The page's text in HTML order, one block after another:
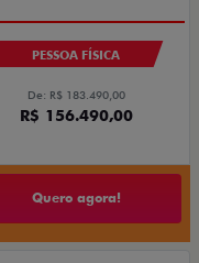
PESSOA FÍSICA
De: R$ 183.490,00
R$ 156.490,00
Quero agora!